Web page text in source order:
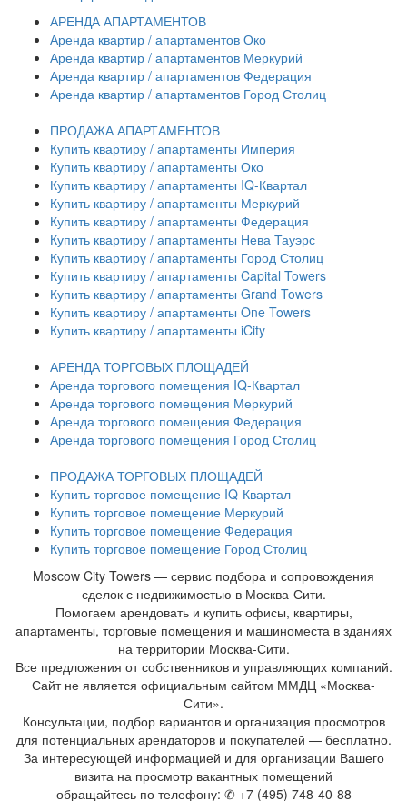
АРЕНДА АПАРТАМЕНТОВ
Аренда квартир / апартаментов Око
Аренда квартир / апартаментов Меркурий
Аренда квартир / апартаментов Федерация
Аренда квартир / апартаментов Город Столиц
ПРОДАЖА АПАРТАМЕНТОВ
Купить квартиру / апартаменты Империя
Купить квартиру / апартаменты Око
Купить квартиру / апартаменты IQ-Квартал
Купить квартиру / апартаменты Меркурий
Купить квартиру / апартаменты Федерация
Купить квартиру / апартаменты Нева Тауэрс
Купить квартиру / апартаменты Город Столиц
Купить квартиру / апартаменты Capital Towers
Купить квартиру / апартаменты Grand Towers
Купить квартиру / апартаменты One Towers
Купить квартиру / апартаменты iCity
АРЕНДА ТОРГОВЫХ ПЛОЩАДЕЙ
Аренда торгового помещения IQ-Квартал
Аренда торгового помещения Меркурий
Аренда торгового помещения Федерация
Аренда торгового помещения Город Столиц
ПРОДАЖА ТОРГОВЫХ ПЛОЩАДЕЙ
Купить торговое помещение IQ-Квартал
Купить торговое помещение Меркурий
Купить торговое помещение Федерация
Купить торговое помещение Город Столиц
Moscow City Towers — сервис подбора и сопровождения
сделок с недвижимостью в Москва-Сити.
Помогаем арендовать и купить офисы, квартиры,
апартаменты, торговые помещения и машиноместа в зданиях
на территории Москва-Сити.
Все предложения от собственников и управляющих компаний.
Сайт не является официальным сайтом ММДЦ «Москва-
Сити».
Консультации, подбор вариантов и организация просмотров
для потенциальных арендаторов и покупателей — бесплатно.
За интересующей информацией и для организации Вашего
визита на просмотр вакантных помещений
обращайтесь по телефону: ✆ +7 (495) 748-40-88